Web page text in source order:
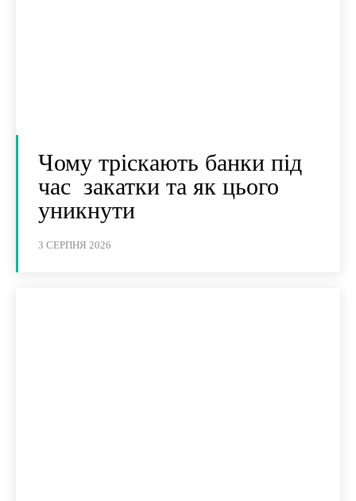
Чому тріскають банки під
час закатки та як цього
уникнути
3 СЕРПНЯ 2026